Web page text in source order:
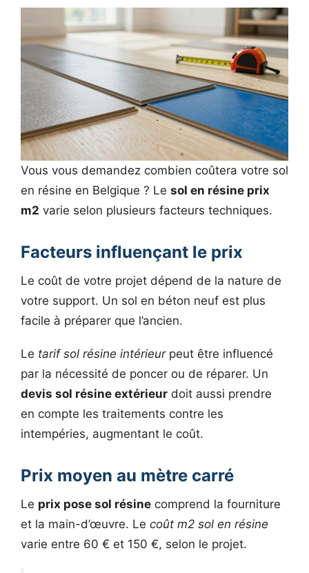
Vous vous demandez combien coûtera votre sol
en résine en Belgique ? Le sol en résine prix
m2 varie selon plusieurs facteurs techniques.
Facteurs influençant le prix
Le coût de votre projet dépend de la nature de
votre support. Un sol en béton neuf est plus
facile à préparer que l’ancien.
Le tarif sol résine intérieurpeut être influencé
par la nécessité de poncer ou de réparer. Un
devis sol résine extérieur doit aussi prendre
en compte les traitements contre les
intempéries, augmentant le coût.
Prix moyen au mètre carré
Le prix pose sol résine comprend la fourniture
et la main-d’œuvre. Le coût m2 sol en résine
varie entre 60 € et 150 €, selon le projet.